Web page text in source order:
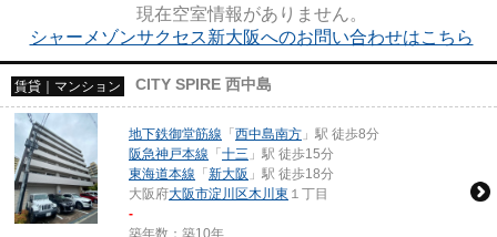
現在空室情報がありません。
シャーメゾンサクセス新大阪へのお問い合わせはこちら
賃貸｜マンション CITY SPIRE 西中島
地下鉄御堂筋線 「 西中島南方 」駅 徒歩8分
阪急神戸本線 「 十三 」駅 徒歩15分
東海道本線 「 新大阪 」駅 徒歩18分
大阪府大阪市淀川区木川東 １丁目
-